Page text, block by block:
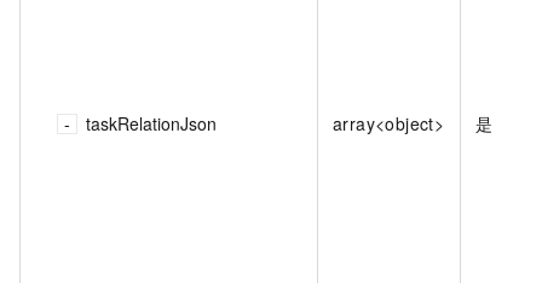
taskRelationJson array<object> 是